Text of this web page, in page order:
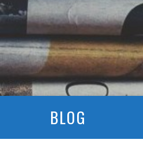
BLOG